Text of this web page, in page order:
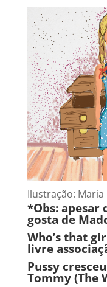
Ilustração: Maria
*Obs: apesar
gosta de
Who’s that
livre
Pussy
Tommy (The